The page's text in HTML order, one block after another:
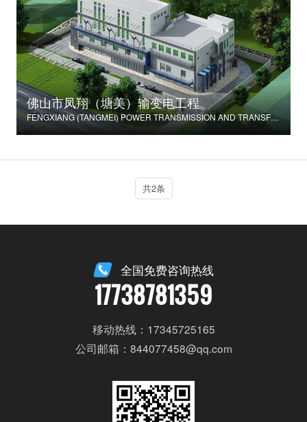
佛山市凤翔（塘美）输变电工程
FENGXIANG (TANGMEI) POWER TRANSMISSION AND TRANSFORMATION PROJECT
共2条
全国免费咨询热线
17738781359
移动热线：17345725165
公司邮箱：844077458@qq.com